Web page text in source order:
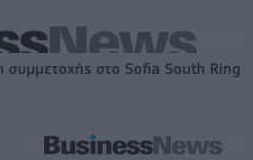
στο Sofia South Ring